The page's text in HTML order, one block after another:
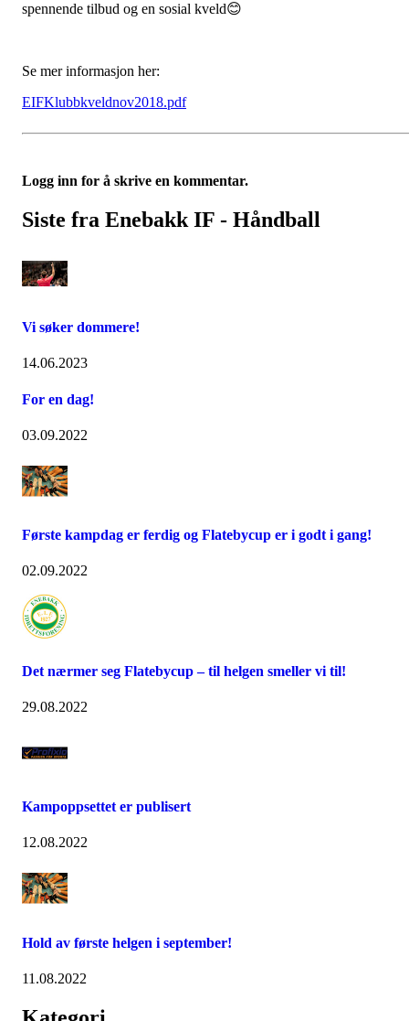
spennende tilbud og en sosial kveld😊
Se mer informasjon her:
EIFKlubbkveldnov2018.pdf
Logg inn for å skrive en kommentar.
Siste fra Enebakk IF - Håndball
Vi søker dommere!
14.06.2023
For en dag!
03.09.2022
Første kampdag er ferdig og Flatebycup er i godt i gang!
02.09.2022
Det nærmer seg Flatebycup – til helgen smeller vi til!
29.08.2022
Kampoppsettet er publisert
12.08.2022
Hold av første helgen i september!
11.08.2022